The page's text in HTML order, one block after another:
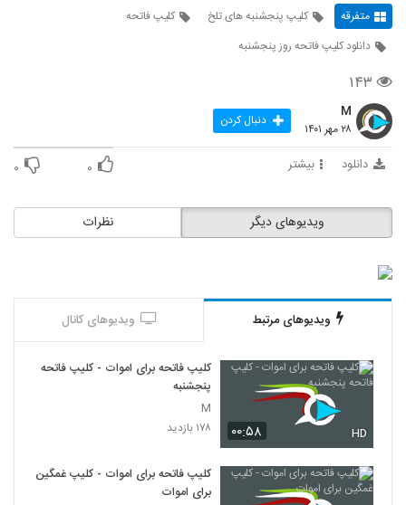
متفرقه کلیپ پنجشنبه های تلخ
کلیپ فاتحه
دانلود کلیپ فاتحه روز پنجشنبه
۱۴۳
M
۲۸ مهر ۱۴۰۱ دنبال کردن
دانلود بیشتر ۰ ۰
نظرات ویدیوهای دیگر
ویدیوهای مرتبط ویدیوهای کانال
۰۰:۵۸ HD
کلیپ فاتحه برای اموات - کلیپ فاتحه
پنجشنبه
M
۱۷۸ بازدید
کلیپ فاتحه برای اموات - کلیپ غمگین
برای اموات